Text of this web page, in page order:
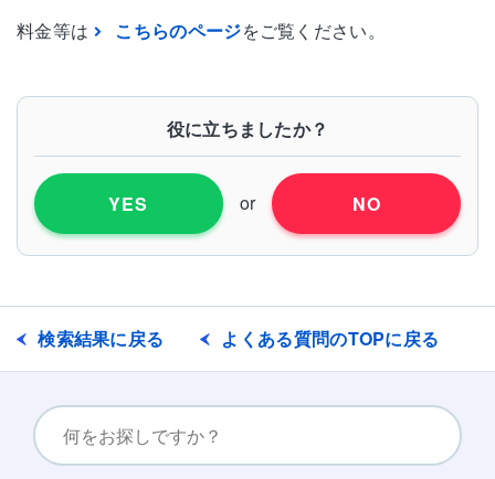
料金等は こちらのページをご覧ください。
役に立ちましたか？
YES or NO
検索結果に戻る よくある質問のTOPに戻る